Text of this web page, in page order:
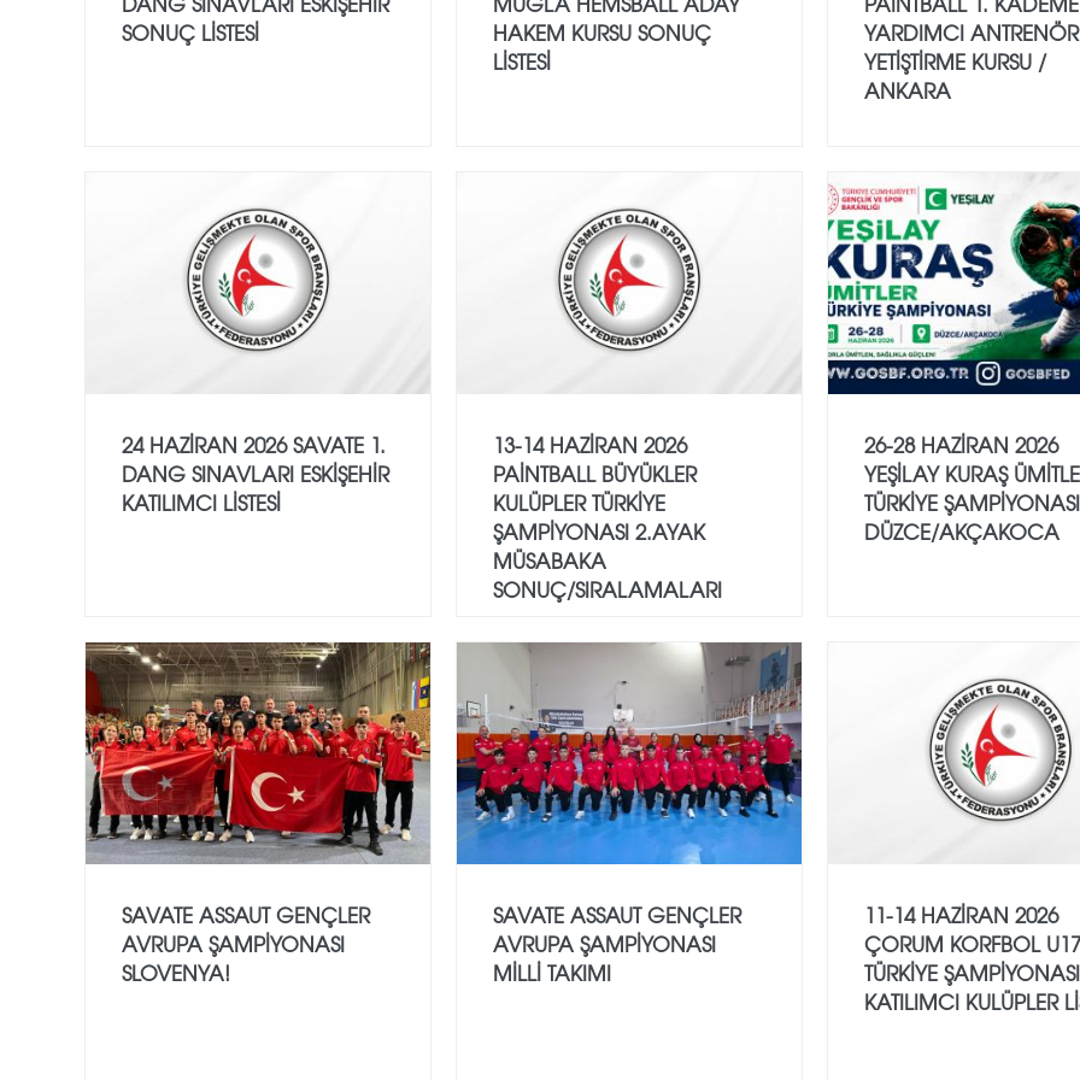
SONUÇ LİSTESİ
HAKEM KURSU SONUÇ
LİSTESİ
YARDIMCI ANTRENÖR
YETİŞTİRME KURSU /
ANKARA
24 HAZİRAN 2026 SAVATE 1.
DANG SINAVLARI ESKİŞEHİR
KATILIMCI LİSTESİ
13-14 HAZİRAN 2026
PAİNTBALL BÜYÜKLER
KULÜPLER TÜRKİYE
ŞAMPİYONASI 2.AYAK
MÜSABAKA
SONUÇ/SIRALAMALARI
26-28 HAZİRAN 2026
YEŞİLAY KURAŞ
TÜRKİYE ŞAMPİYONASI
DÜZCE/AKÇAKOCA
SAVATE ASSAUT GENÇLER
AVRUPA ŞAMPİYONASI
SLOVENYA!
SAVATE ASSAUT GENÇLER
AVRUPA ŞAMPİYONASI
MİLLİ TAKIMI
11-14 HAZİRAN 2026
ÇORUM KORFBOL U17
TÜRKİYE ŞAMPİYONASI
KATILIMCI KULÜPLER